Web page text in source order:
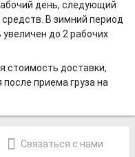
день, следующий
В зимний период
до 2 рабочих
стоимость доставки,
приема груза на
Связаться с нами